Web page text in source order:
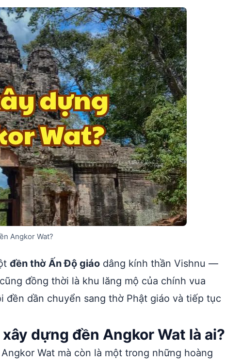
Angkor Wat?
đền thờ Ấn Độ giáo dâng kính thần Vishnu —
đồng thời là khu lăng mộ của chính vua
đền dần chuyển sang thờ Phật giáo và tiếp tục
dựng đền Angkor Wat là ai?
Wat mà còn là một trong những hoàng